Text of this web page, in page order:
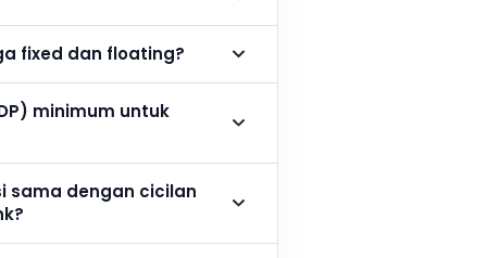
fixed dan floating?
minimum untuk
sama dengan cicilan